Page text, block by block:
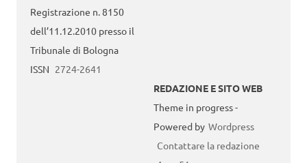
Registrazione n. 8150
dell’11.12.2010 presso il
Tribunale di Bologna
ISSN 2724-2641
REDAZIONE E SITO WEB
Theme in progress -
Powered by Wordpress
Contattare la redazione